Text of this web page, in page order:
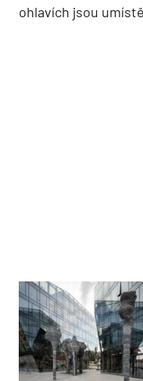
ohlavích jsou